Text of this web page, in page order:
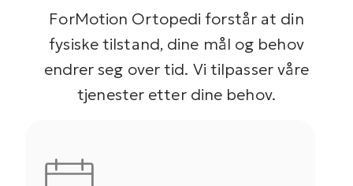
ForMotion Ortopedi forstår at din
fysiske tilstand, dine mål og behov
endrer seg over tid. Vi tilpasser våre
tjenester etter dine behov.